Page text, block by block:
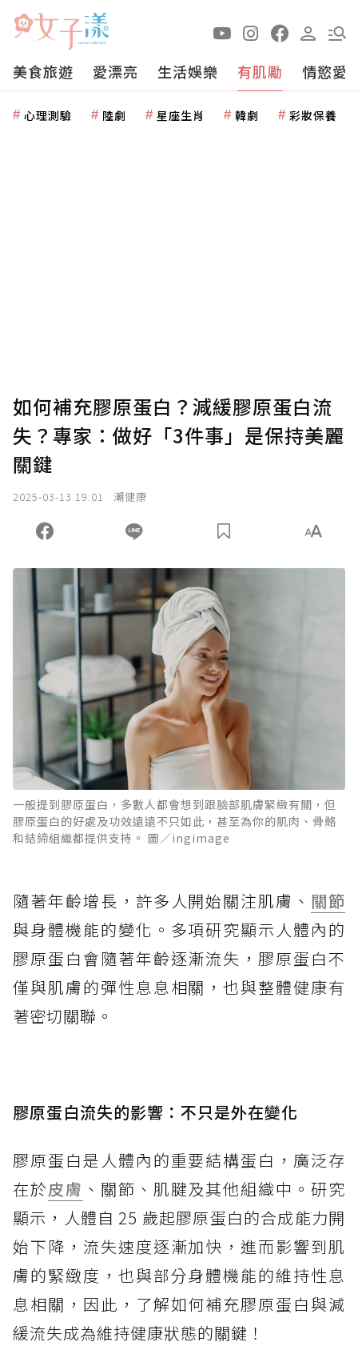
美食旅遊 愛漂亮 生活娛樂 有肌勵 情慾愛
心理測驗 陸劇 星座生肖 韓劇 彩妝保養
如何補充膠原蛋白？減緩膠原蛋白流
失？專家：做好「3件事」是保持美麗
關鍵
2025-03-13 19:01 潮健康
一般提到膠原蛋白，多數人都會想到跟臉部肌膚緊緻有關，但
膠原蛋白的好處及功效遠遠不只如此，甚至為你的肌肉、骨骼
和結締組織都提供支持。 圖／ingimage
隨著年齡增長，許多人開始關注肌膚、 關節
與身體機能的變化。多項研究顯示人體內的
膠原蛋白會隨著年齡逐漸流失，膠原蛋白不
僅與肌膚的彈性息息相關，也與整體健康有
著密切關聯。
膠原蛋白流失的影響：不只是外在變化
膠原蛋白是人體內的重要結構蛋白，廣泛存
在於皮膚 、關節、肌腱及其他組織中。研究
顯示，人體自 25 歲起膠原蛋白的合成能力開
始下降，流失速度逐漸加快，進而影響到肌
膚的緊緻度，也與部分身體機能的維持性息
息相關，因此，了解如何補充膠原蛋白與減
緩流失成為維持健康狀態的關鍵！